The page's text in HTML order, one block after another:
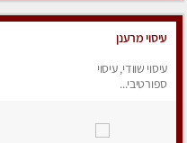
עיסוי מרענן
עיסוי שוודי, עיסוי
ספורטיבי...